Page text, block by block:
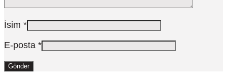
İsim *
E-posta *